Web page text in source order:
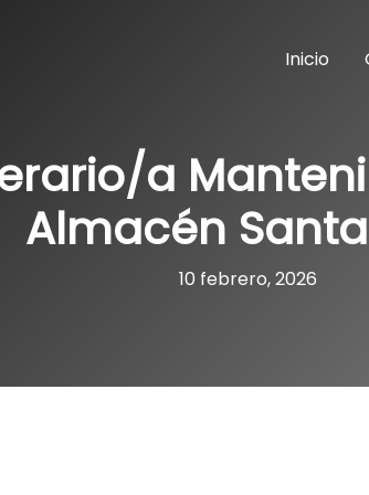
Inicio
a
Almacén
10 febrero, 2026